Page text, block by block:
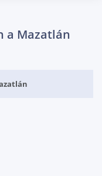
a Mazatlán